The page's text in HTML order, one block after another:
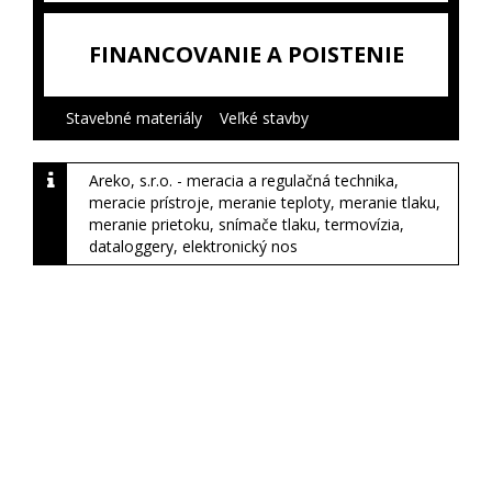
FINANCOVANIE A POISTENIE
Stavebné materiály Veľké stavby
Areko, s.r.o. - meracia a regulačná technika,
meracie prístroje, meranie teploty, meranie tlaku,
meranie prietoku, snímače tlaku, termovízia,
dataloggery, elektronický nos